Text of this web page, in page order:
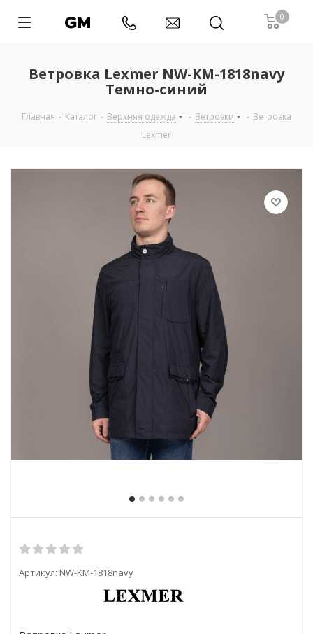
0
Ветровка Lexmer NW-KM-1818navy
Темно-синий
Главная - Каталог - Верхняя одежда - Ветровки - Ветровка
Lexmer
Артикул: NW-KM-1818navy